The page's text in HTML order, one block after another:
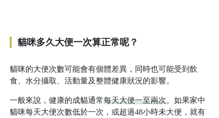
貓咪多久大便一次算正常呢？
貓咪的大便次數可能會有個體差異，同時也可能受到飲
食、水分攝取、活動量及整體健康狀況的影響。
一般來說，健康的成貓通常每天大便一至兩次。如果家中
貓咪每天大便次數低於一次，或超過48小時未大便，就有